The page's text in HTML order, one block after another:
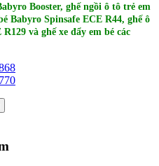
Booster, ghế ngồi ô tô trẻ em
Babyro Spinsafe ECE R44, ghế ô
và ghế xe đẩy em bé các